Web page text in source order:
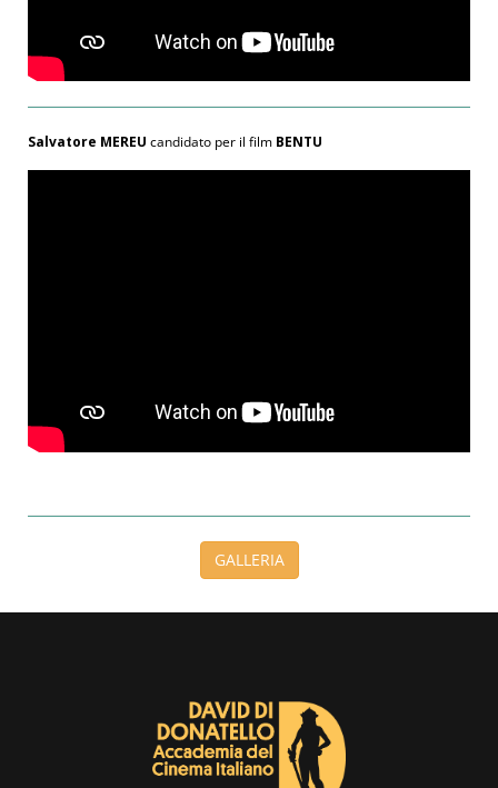
Salvatore MEREU candidato per il film BENTU
GALLERIA